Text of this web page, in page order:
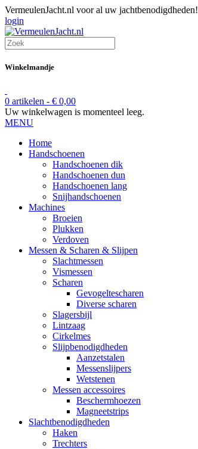
VermeulenJacht.nl voor al uw jachtbenodigdheden!
login
Winkelmandje
0 artikelen - € 0,00
Uw winkelwagen is momenteel leeg.
MENU
Home
Handschoenen
Handschoenen dik
Handschoenen dun
Handschoenen lang
Snijhandschoenen
Machines
Broeien
Plukken
Verdoven
Messen & Scharen & Slijpen
Slachtmessen
Vismessen
Scharen
Gevogeltescharen
Diverse scharen
Slagersbijl
Lintzaag
Cirkelmes
Slijpbenodigdheden
Aanzetstalen
Messenslijpers
Wetstenen
Messen accessoires
Beschermhoezen
Magneetstrips
Slachtbenodigdheden
Haken
Trechters